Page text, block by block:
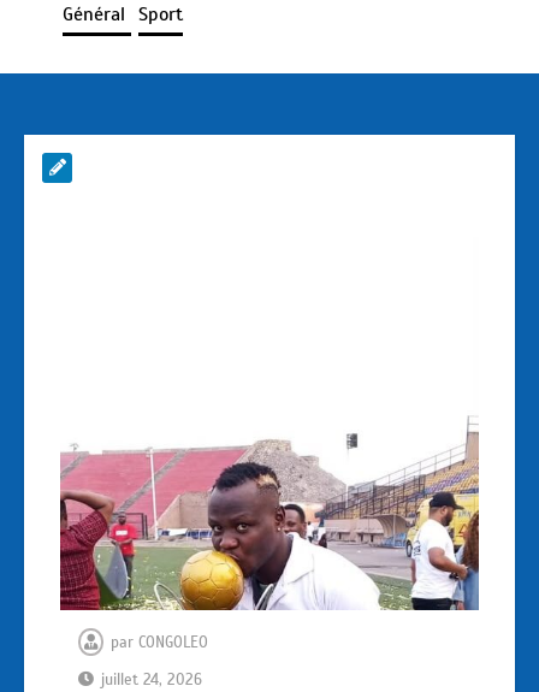
Général Sport
par CONGOLEO
juillet 24, 2026